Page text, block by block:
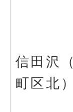
信田沢
町区北）